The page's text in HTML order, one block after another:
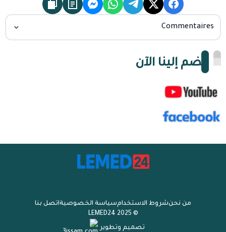
Commentaires
انضم إلينا الآن
من نحنشروط الاستخدامسياسة الخصوصيةاتصل بنا
© 2025 LEMED24
تصميم وتطوير